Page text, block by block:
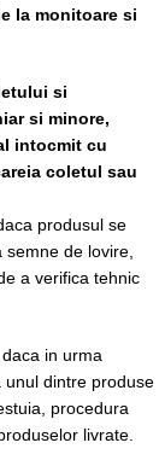
la monitoare si
si
si minore,
intocmit cu
coletul sau
produsul se
de lovire,
a verifica tehnic
in urma
unul dintre produse
procedura
livrate.